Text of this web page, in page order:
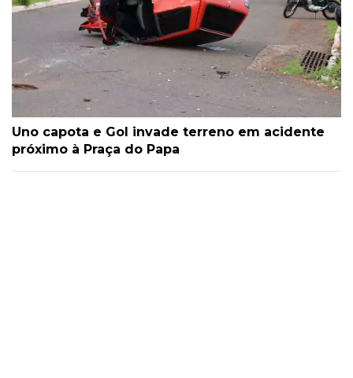
Uno capota e Gol invade terreno em acidente
próximo à Praça do Papa